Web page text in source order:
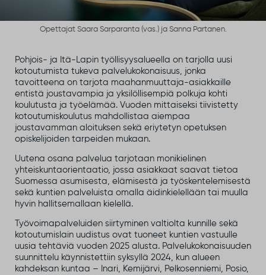
Opettajat Saara Sarparanta (vas.) ja Sanna Partanen.
Pohjois- ja Itä-Lapin työllisyysalueella on tarjolla uusi
kotoutumista tukeva palvelukokonaisuus, jonka
tavoitteena on tarjota maahanmuuttaja-asiakkaille
entistä joustavampia ja yksilöllisempiä polkuja kohti
koulutusta ja työelämää. Vuoden mittaiseksi tiivistetty
kotoutumiskoulutus mahdollistaa aiempaa
joustavamman aloituksen sekä eriytetyn opetuksen
opiskelijoiden tarpeiden mukaan.
Uutena osana palvelua tarjotaan monikielinen
yhteiskuntaorientaatio, jossa asiakkaat saavat tietoa
Suomessa asumisesta, elämisestä ja työskentelemisestä
sekä kuntien palveluista omalla äidinkielellään tai muulla
hyvin hallitsemallaan kielellä.
Työvoimapalveluiden siirtyminen valtiolta kunnille sekä
kotoutumislain uudistus ovat tuoneet kuntien vastuulle
uusia tehtäviä vuoden 2025 alusta. Palvelukokonaisuuden
suunnittelu käynnistettiin syksyllä 2024, kun alueen
kahdeksan kuntaa – Inari, Kemijärvi, Pelkosenniemi, Posio,